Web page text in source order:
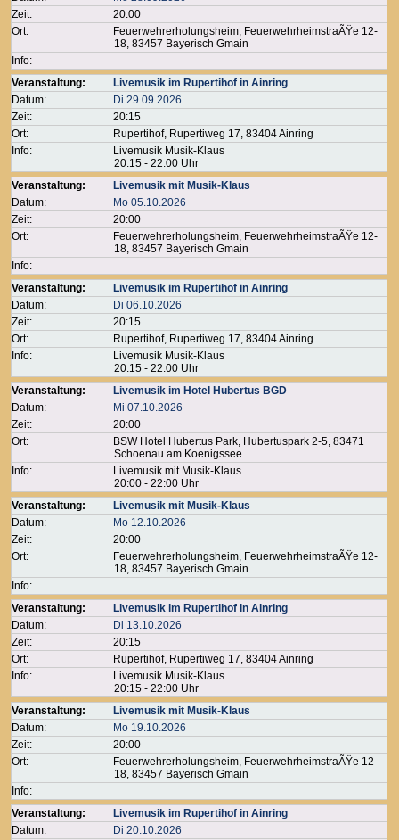
Zeit:
20:00
Ort:
Feuerwehrerholungsheim, FeuerwehrheimstraÃŸe 12-
18, 83457 Bayerisch Gmain
Info:
Veranstaltung:
Livemusik im Rupertihof in Ainring
Datum:
Di 29.09.2026
Zeit:
20:15
Ort:
Rupertihof, Rupertiweg 17, 83404 Ainring
Info:
Livemusik Musik-Klaus
20:15 - 22:00 Uhr
Veranstaltung:
Livemusik mit Musik-Klaus
Datum:
Mo 05.10.2026
Zeit:
20:00
Ort:
Feuerwehrerholungsheim, FeuerwehrheimstraÃŸe 12-
18, 83457 Bayerisch Gmain
Info:
Veranstaltung:
Livemusik im Rupertihof in Ainring
Datum:
Di 06.10.2026
Zeit:
20:15
Ort:
Rupertihof, Rupertiweg 17, 83404 Ainring
Info:
Livemusik Musik-Klaus
20:15 - 22:00 Uhr
Veranstaltung:
Livemusik im Hotel Hubertus BGD
Datum:
Mi 07.10.2026
Zeit:
20:00
Ort:
BSW Hotel Hubertus Park, Hubertuspark 2-5, 83471
Schoenau am Koenigssee
Info:
Livemusik mit Musik-Klaus
20:00 - 22:00 Uhr
Veranstaltung:
Livemusik mit Musik-Klaus
Datum:
Mo 12.10.2026
Zeit:
20:00
Ort:
Feuerwehrerholungsheim, FeuerwehrheimstraÃŸe 12-
18, 83457 Bayerisch Gmain
Info:
Veranstaltung:
Livemusik im Rupertihof in Ainring
Datum:
Di 13.10.2026
Zeit:
20:15
Ort:
Rupertihof, Rupertiweg 17, 83404 Ainring
Info:
Livemusik Musik-Klaus
20:15 - 22:00 Uhr
Veranstaltung:
Livemusik mit Musik-Klaus
Datum:
Mo 19.10.2026
Zeit:
20:00
Ort:
Feuerwehrerholungsheim, FeuerwehrheimstraÃŸe 12-
18, 83457 Bayerisch Gmain
Info:
Veranstaltung:
Livemusik im Rupertihof in Ainring
Datum:
Di 20.10.2026